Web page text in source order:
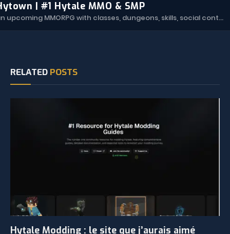
| #1 Hytale MMO & SMP
Hytown is an upcoming MMORPG with classes, dungeons, skills, social content, and more.
RELATED POSTS
Hytale Modding : le site que j’aurais aimé